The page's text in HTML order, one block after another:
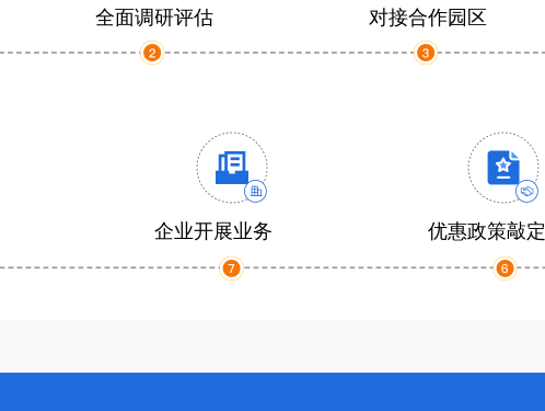
全面调研评估 对接合作园区
企业开展业务 优惠政策敲定